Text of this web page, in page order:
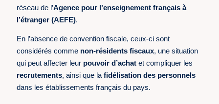
réseau de l’Agence pour l’enseignement français à
l’étranger (AEFE).
En l’absence de convention fiscale, ceux-ci sont
considérés comme non-résidents fiscaux, une situation
qui peut affecter leur pouvoir d’achat et compliquer les
recrutements, ainsi que lafidélisation des personnels
dans les établissements français du pays.